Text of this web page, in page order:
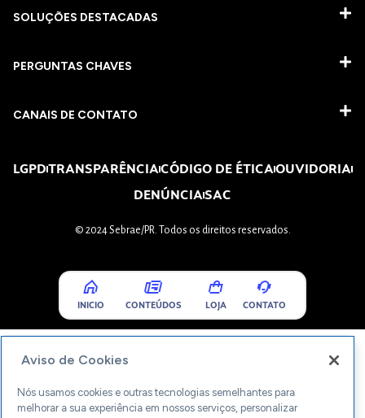
SOLUÇÕES DESTACADAS
PERGUNTAS CHAVES​
CANAIS DE CONTATO
LGPDTRANSPARÊNCIACÓDIGO DE ÉTICAOUVIDORIA
DENÚNCIASAC
© 2024 Sebrae/PR. Todos os direitos reservados.
INICIO CONTEÚDOS LOJA CONTATO
Aviso de Cookies
Nós usamos cookies e outras tecnologias semelhantes para
melhorar a sua experiência em nossos serviços, personalizar